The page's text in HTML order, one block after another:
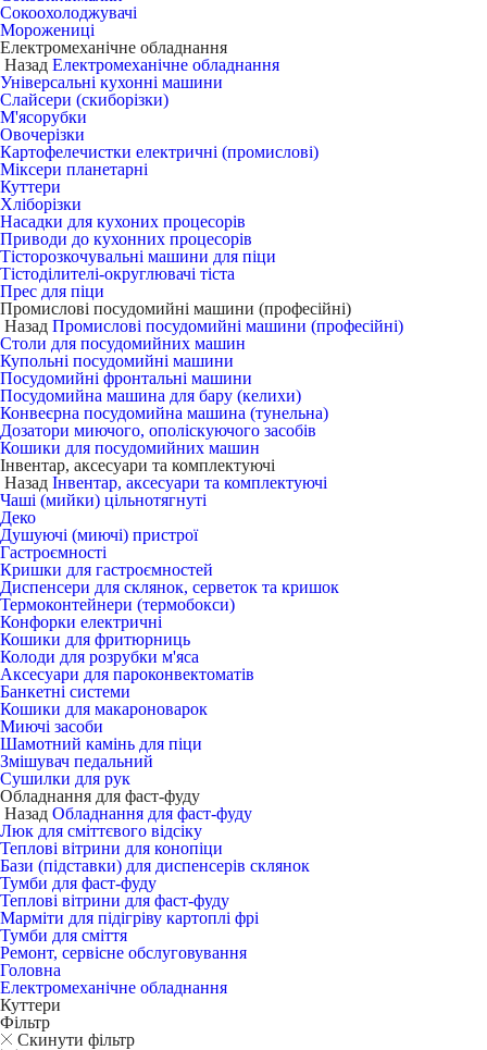
Сокоохолоджувачі
Морожениці
Електромеханічне обладнання
Назад Електромеханічне обладнання
Універсальні кухонні машини
Слайсери (скиборізки)
М'ясорубки
Овочерізки
Картофелечистки електричні (промислові)
Міксери планетарні
Куттери
Хліборізки
Насадки для кухоних процесорів
Приводи до кухонних процесорів
Тісторозкочувальні машини для піци
Тістоділителі-округлювачі тіста
Прес для піци
Промислові посудомийні машини (професійні)
Назад Промислові посудомийні машини (професійні)
Столи для посудомийних машин
Купольні посудомийні машини
Посудомийні фронтальні машини
Посудомийна машина для бару (келихи)
Конвеєрна посудомийна машина (тунельна)
Дозатори миючого, ополіскуючого засобів
Кошики для посудомийних машин
Інвентар, аксесуари та комплектуючі
Назад Інвентар, аксесуари та комплектуючі
Чаші (мийки) цільнотягнуті
Деко
Душуючі (миючі) пристрої
Гастроємності
Кришки для гастроємностей
Диспенсери для склянок, серветок та кришок
Термоконтейнери (термобокси)
Конфорки електричні
Кошики для фритюрниць
Колоди для розрубки м'яса
Аксесуари для пароконвектоматів
Банкетні системи
Кошики для макароноварок
Миючі засоби
Шамотний камінь для піци
Змішувач педальний
Сушилки для рук
Обладнання для фаст-фуду
Назад Обладнання для фаст-фуду
Люк для сміттєвого відсіку
Теплові вітрини для конопіци
Бази (підставки) для диспенсерів склянок
Тумби для фаст-фуду
Теплові вітрини для фаст-фуду
Марміти для підігріву картоплі фрі
Тумби для сміття
Ремонт, сервісне обслуговування
Головна
Електромеханічне обладнання
Куттери
Фільтр
Скинути фільтр